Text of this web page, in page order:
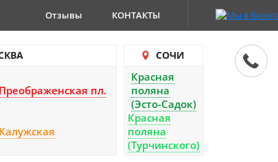
Отзывы КОНТАКТЫ
пл.
СОЧИ
Красная
поляна
(Эсто-Садок)
Красная
поляна
(Турчинского)